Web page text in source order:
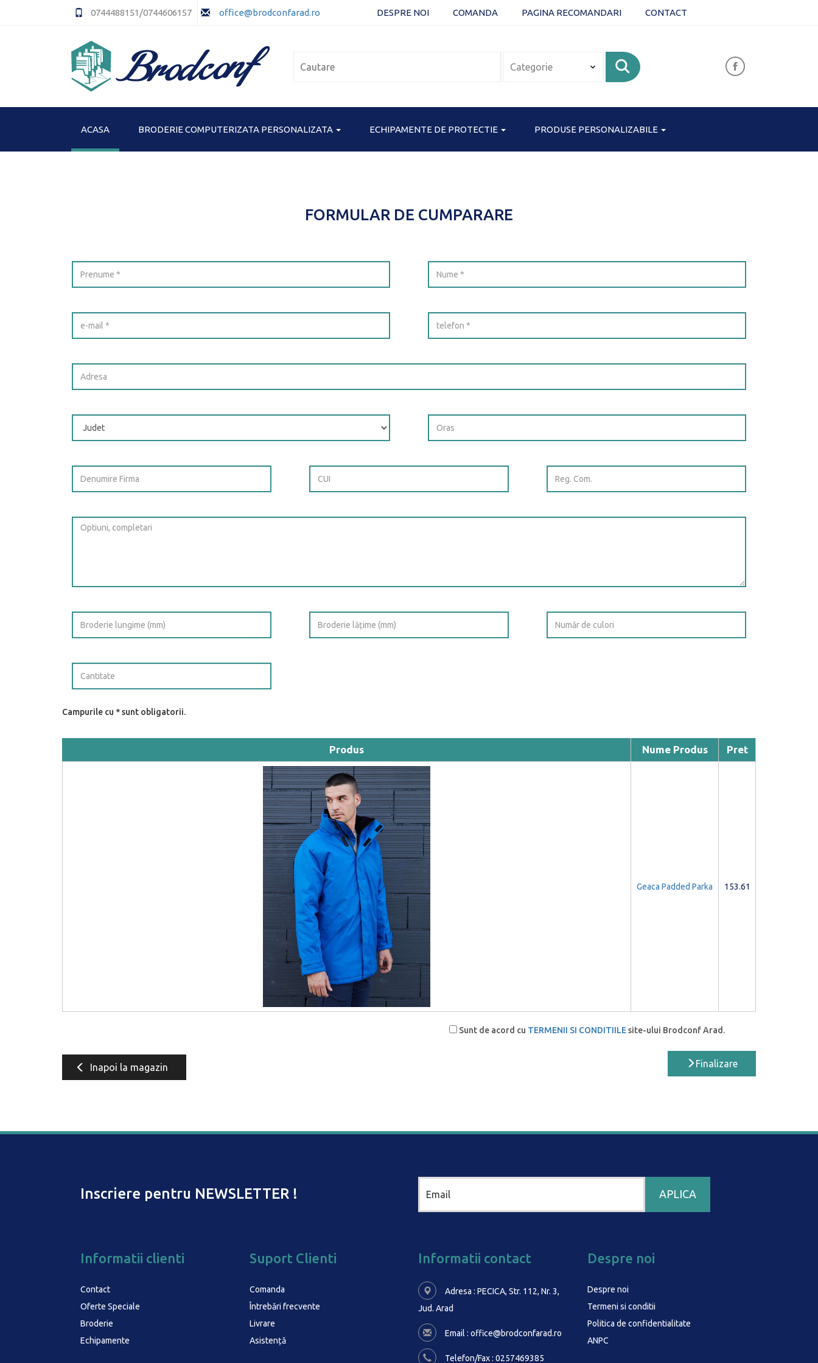
0744488151/0744606157 office@brodconfarad.ro DESPRE NOI COMANDA PAGINA RECOMANDARI CONTACT
ACASA BRODERIE COMPUTERIZATA PERSONALIZATA ECHIPAMENTE DE PROTECTIE PRODUSE PERSONALIZABILE
FORMULAR DE CUMPARARE
Campurile cu * sunt obligatorii.
Produs Nume Produs Pret
Geaca Padded Parka 153.61
Inapoi la magazin
Sunt de acord cu TERMENII SI CONDITIILEsite-ului Brodconf Arad.
Finalizare
Inscriere pentru NEWSLETTER !
Informatii clienti
Contact
Oferte Speciale
Broderie
Echipamente
Suport Clienti
Comanda
Întrebări frecvente
Livrare
Asistență
Informatii contact
Adresa : PECICA, Str. 112, Nr. 3,
Jud. Arad
Email : office@brodconfarad.ro
Telefon/Fax : 0257469385
Despre noi
Despre noi
Termeni si conditii
Politica de confidentialitate
ANPC